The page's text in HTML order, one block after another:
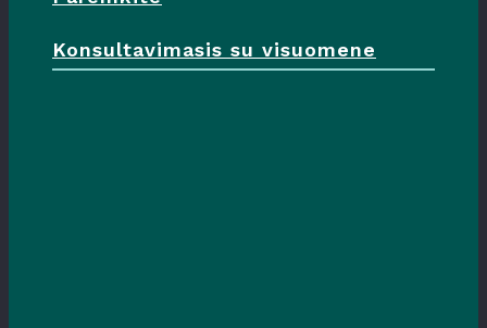
Konsultavimasis su visuomene